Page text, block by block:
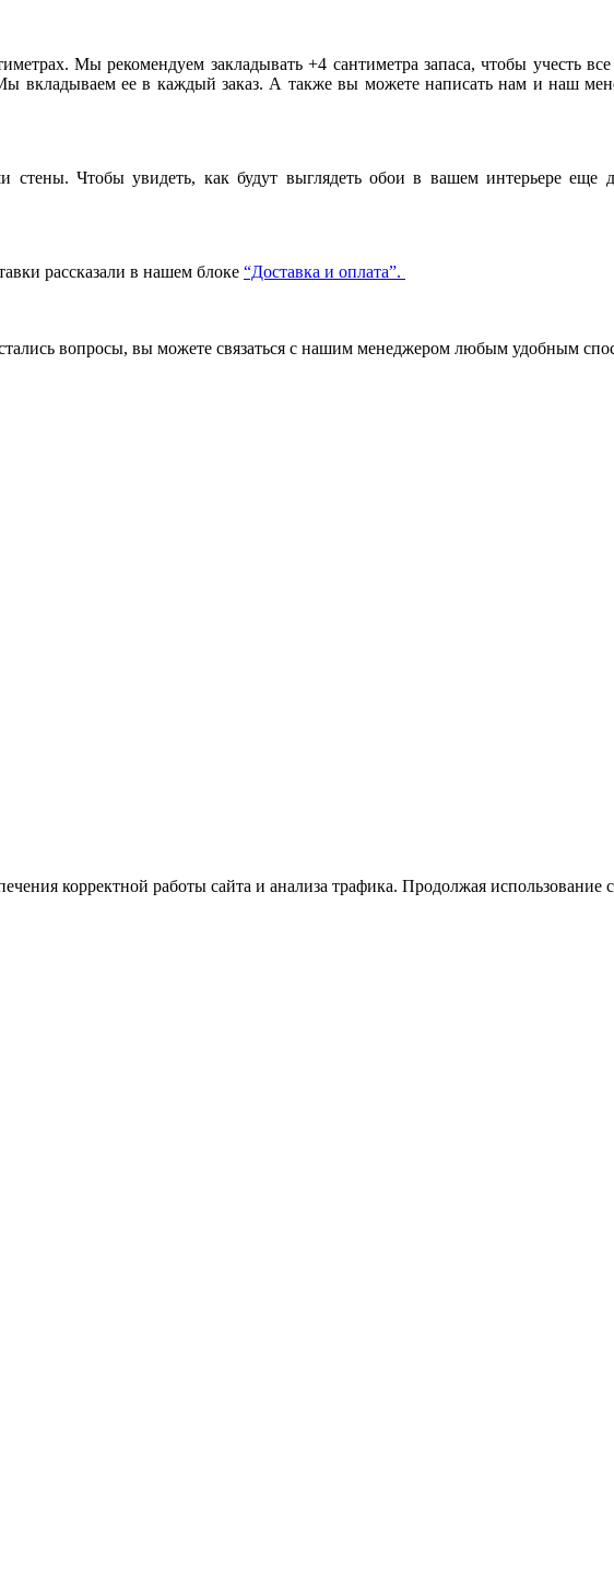
Мы рекомендуем закладывать +4 сантиметра запаса, чтобы учесть
ее в каждый заказ. А также вы можете написать нам и наш
Чтобы увидеть, как будут выглядеть обои в вашем интерьере еще
рассказали в нашем блоке “Доставка и оплата”.
вопросы, вы можете связаться с нашим менеджером любым удобным
корректной работы сайта и анализа трафика. Продолжая использование